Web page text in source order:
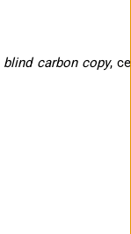
blind carbon copy, ce